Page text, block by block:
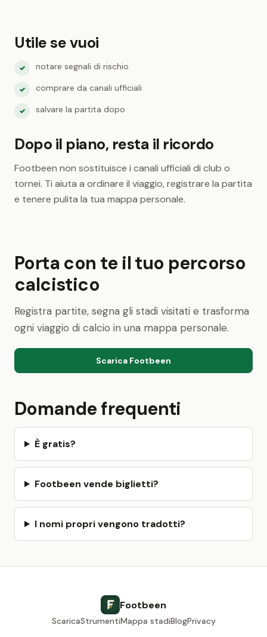
Utile se vuoi
✓ notare segnali di rischio
✓ comprare da canali ufficiali
✓ salvare la partita dopo
Dopo il piano, resta il ricordo
Footbeen non sostituisce i canali ufficiali di club o
tornei. Ti aiuta a ordinare il viaggio, registrare la partita
e tenere pulita la tua mappa personale.
Porta con te il tuo percorso
calcistico
Registra partite, segna gli stadi visitati e trasforma
ogni viaggio di calcio in una mappa personale.
Scarica Footbeen
Domande frequenti
È gratis?
Footbeen vende biglietti?
I nomi propri vengono tradotti?
Footbeen
ScaricaStrumentiMappa stadiBlogPrivacy